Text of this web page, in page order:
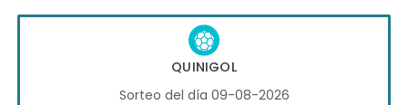
QUINIGOL
Sorteo del día 09-08-2026